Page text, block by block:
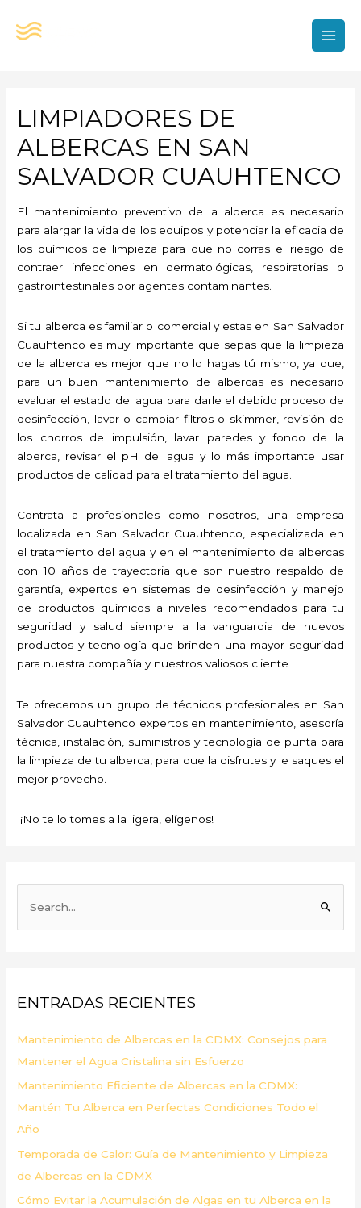
LIMPIADORES DE
ALBERCAS EN SAN
SALVADOR CUAUHTENCO
El mantenimiento preventivo de la alberca es necesario
para alargar la vida de los equipos y potenciar la eficacia de
los químicos de limpieza para que no corras el riesgo de
contraer infecciones en dermatológicas, respiratorias o
gastrointestinales por agentes contaminantes.
Si tu alberca es familiar o comercial y estas en San Salvador
Cuauhtenco es muy importante que sepas que la limpieza
de la alberca es mejor que no lo hagas tú mismo, ya que,
para un buen mantenimiento de albercas es necesario
evaluar el estado del agua para darle el debido proceso de
desinfección, lavar o cambiar filtros o skimmer, revisión de
los chorros de impulsión, lavar paredes y fondo de la
alberca, revisar el pH del agua y lo más importante usar
productos de calidad para el tratamiento del agua.
Contrata a profesionales como nosotros, una empresa
localizada en San Salvador Cuauhtenco, especializada en
el tratamiento del agua y en el mantenimiento de albercas
con 10 años de trayectoria que son nuestro respaldo de
garantía, expertos en sistemas de desinfección y manejo
de productos químicos a niveles recomendados para tu
seguridad y salud siempre a la vanguardia de nuevos
productos y tecnología que brinden una mayor seguridad
para nuestra compañía y nuestros valiosos cliente .
Te ofrecemos un grupo de técnicos profesionales en San
Salvador Cuauhtenco expertos en mantenimiento, asesoría
técnica, instalación, suministros y tecnología de punta para
la limpieza de tu alberca, para que la disfrutes y le saques el
mejor provecho.
¡No te lo tomes a la ligera, elígenos!
r
o
r
:
ENTRADAS RECIENTES
Mantenimiento de Albercas en la CDMX: Consejos para
Mantener el Agua Cristalina sin Esfuerzo
Mantenimiento Eficiente de Albercas en la CDMX:
Mantén Tu Alberca en Perfectas Condiciones Todo el
Año
Temporada de Calor: Guía de Mantenimiento y Limpieza
de Albercas en la CDMX
Cómo Evitar la Acumulación de Algas en tu Alberca en la